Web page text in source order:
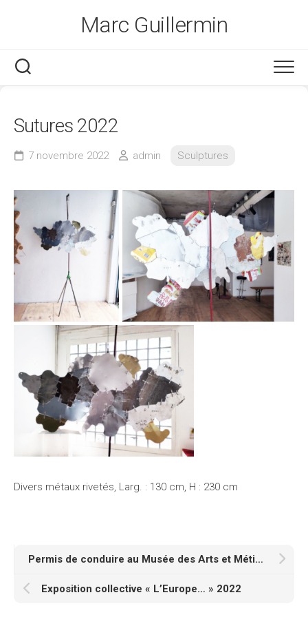
Marc Guillermin
Sutures 2022
7 novembre 2022 admin Sculptures
Divers métaux rivetés, Larg. : 130 cm, H : 230 cm
Permis de conduire au Musée des Arts et Métiers
Exposition collective « L’Europe… » 2022